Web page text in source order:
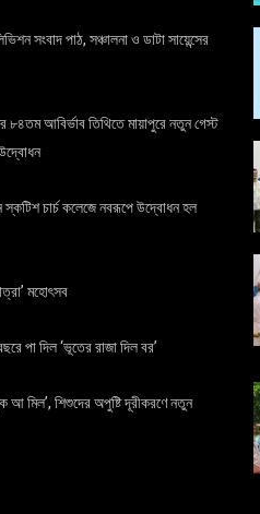
সংবাদ পাঠ, সঞ্চালনা ও ডাটা সায়েন্সের
৮৪তম আবির্ভাব তিথিতে মায়াপুরে নতুন গেস্ট
চার্চ কলেজে নবরূপে উদ্বোধন হল
মহোৎসব
পা দিল ‘ভূতের রাজা দিল বর’
মিল’, শিশুদের অপুষ্টি দূরীকরণে নতুন